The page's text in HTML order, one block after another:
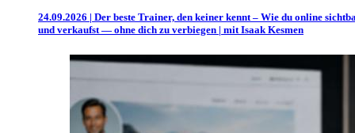
24.09.2026 | Der beste Trainer, den keiner kennt – Wie du online
und verkaufst — ohne dich zu verbiegen | mit Isaak Kesmen